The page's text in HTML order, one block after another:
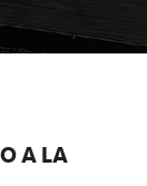
A LA